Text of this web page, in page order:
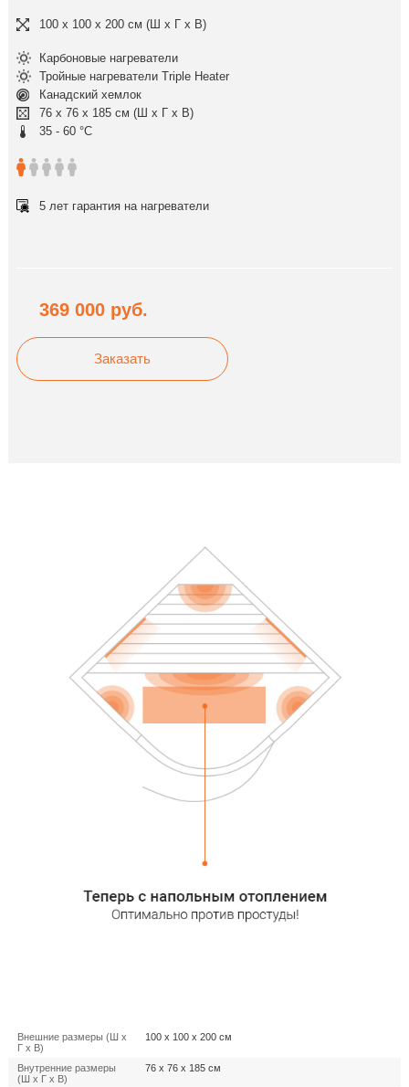
100 x 100 x 200 cм (Ш x Г x В)
Карбоновые нагреватели
Тройные нагреватели Triple Heater
Канадский хемлок
76 x 76 x 185 см (Ш x Г x В)
35 - 60 °C
5 лет гарантия на нагреватели
369 000 руб.
Заказать
Внешние размеры (Ш x
Г x В)
100 x 100 x 200 см
Внутренние размеры
(Ш x Г x В)
76 x 76 x 185 см